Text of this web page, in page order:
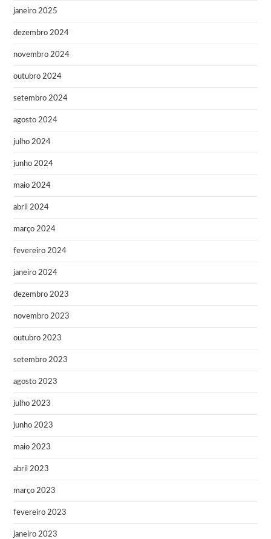
janeiro 2025
dezembro 2024
novembro 2024
outubro 2024
setembro 2024
agosto 2024
julho 2024
junho 2024
maio 2024
abril 2024
março 2024
fevereiro 2024
janeiro 2024
dezembro 2023
novembro 2023
outubro 2023
setembro 2023
agosto 2023
julho 2023
junho 2023
maio 2023
abril 2023
março 2023
fevereiro 2023
janeiro 2023